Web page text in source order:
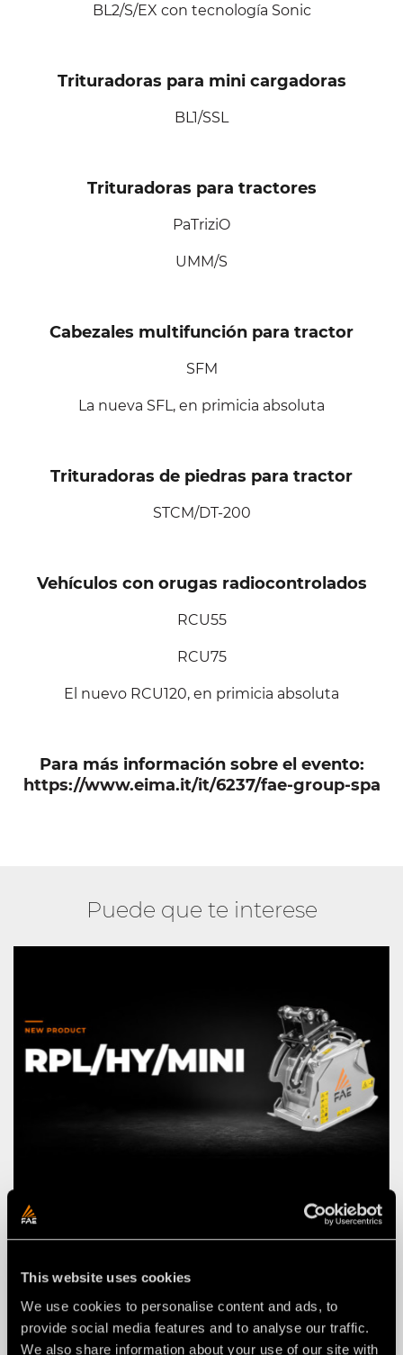
This website uses cookies
We use cookies to personalise content and ads, to
provide social media features and to analyse our traffic.
We also share information about your use of our site with
BL2/S/EX con tecnología Sonic
Trituradoras para mini cargadoras
BL1/SSL
Trituradoras para tractores
PaTriziO
UMM/S
Cabezales multifunción para tractor
SFM
La nueva SFL, en primicia absoluta
Trituradoras de piedras para tractor
STCM/DT-200
Vehículos con orugas radiocontrolados
RCU55
RCU75
El nuevo RCU120, en primicia absoluta
Para más información sobre el evento:
https://www.eima.it/it/6237/fae-group-spa
Puede que te interese
NOTICIAS 03 agosto 2026
NUEVA RPL/HY/MINI: FRESADORA
DE CAMINOS FAE PARA
EXCAVADORAS DE 2 A 4 T.